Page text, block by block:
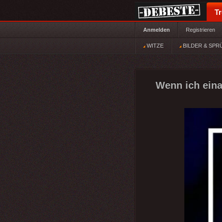
Anmelden Registrieren
WITZE BILDER &
Wenn ich